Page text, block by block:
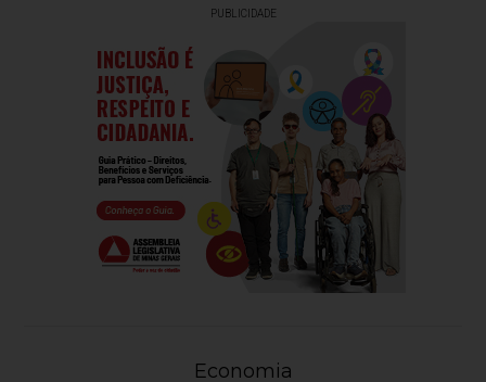
PUBLICIDADE
Economia